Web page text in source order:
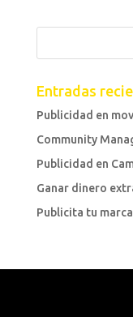
Entradas
Publicidad en
Community
Publicidad en
Ganar dinero
Publicita tu